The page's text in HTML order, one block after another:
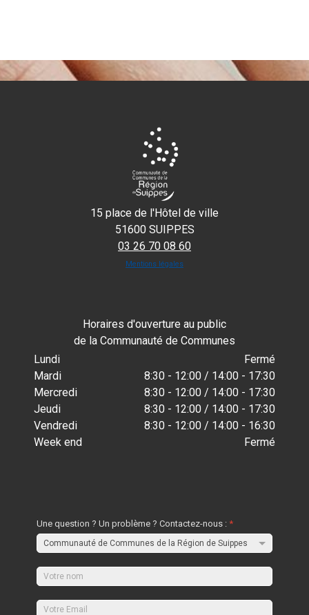
15 place de l'Hôtel de ville
51600 SUIPPES
03 26 70 08 60
Mentions légales
Horaires d'ouverture au public
de la Communauté de Communes
Lundi
Fermé
Mardi
8:30 - 12:00 / 14:00 - 17:30
Mercredi
8:30 - 12:00 / 14:00 - 17:30
Jeudi
8:30 - 12:00 / 14:00 - 17:30
Vendredi
8:30 - 12:00 / 14:00 - 16:30
Week end
Fermé
Une question ? Un problème ? Contactez-nous :*